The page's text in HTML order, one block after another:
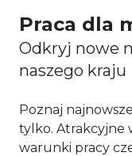
Praca dla
Odkryj nowe
naszego kraju
Poznaj
tylko. Atrakcyjne
warunki pracy